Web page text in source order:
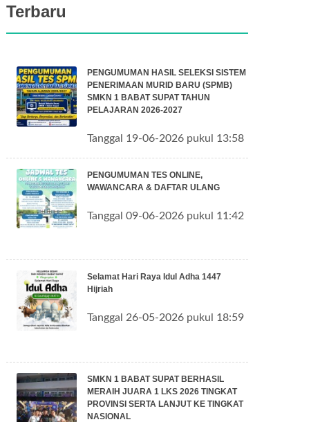
Terbaru
PENGUMUMAN HASIL SELEKSI SISTEM
PENERIMAAN MURID BARU (SPMB)
SMKN 1 BABAT SUPAT TAHUN
PELAJARAN 2026-2027
Tanggal 19-06-2026 pukul 13:58
PENGUMUMAN TES ONLINE,
WAWANCARA & DAFTAR ULANG
Tanggal 09-06-2026 pukul 11:42
Selamat Hari Raya Idul Adha 1447
Hijriah
Tanggal 26-05-2026 pukul 18:59
SMKN 1 BABAT SUPAT BERHASIL
MERAIH JUARA 1 LKS 2026 TINGKAT
PROVINSI SERTA LANJUT KE TINGKAT
NASIONAL